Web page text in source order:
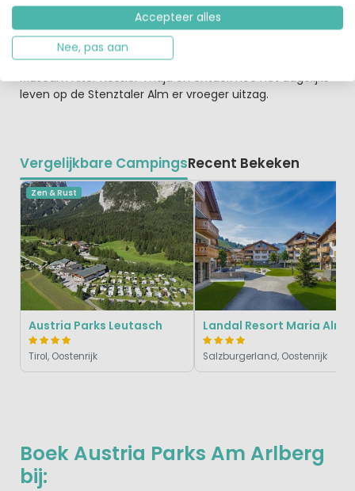
Boek Austria Parks Am Arlberg
bij:
bergen. En culinair zit je in deze regio ook erg goed. Wil je
graag de omgeving verkennen, er zijn diverse leuke uitjes
te plannen. Bezoek bijvoorbeeld de Kunstgalerie Arlberg
of ga 40 jaar terug de tijd in bij een bezoek aan het
Museum Alter Nessler Thaja en ontdek hoe het dagelijks
leven op de Stenztaler Alm er vroeger uitzag.
Vergelijkbare CampingsRecent Bekeken
Zen & Rust
Austria Parks Leutasch
Tirol, Oostenrijk
Landal Resort Maria Alm
Salzburgerland, Oostenrijk
Accepteer alles
Nee, pas aan